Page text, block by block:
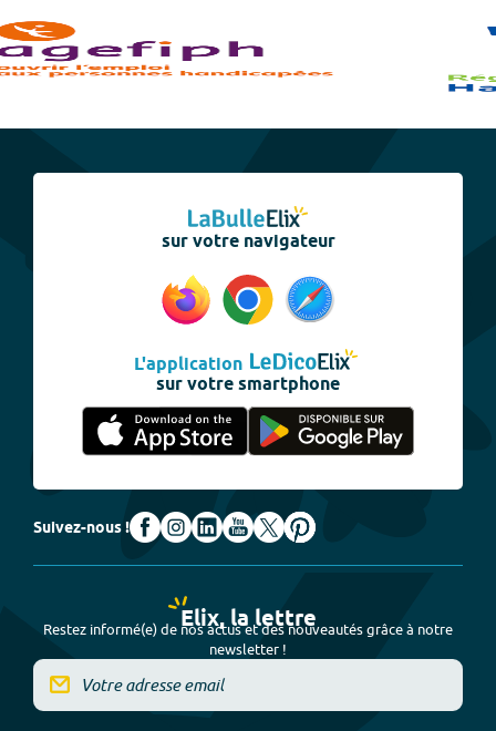
sur votre navigateur
L'application
sur votre smartphone
Suivez-nous !
Elix, la lettre
Restez informé(e) de nos actus et des nouveautés grâce à notre
newsletter !